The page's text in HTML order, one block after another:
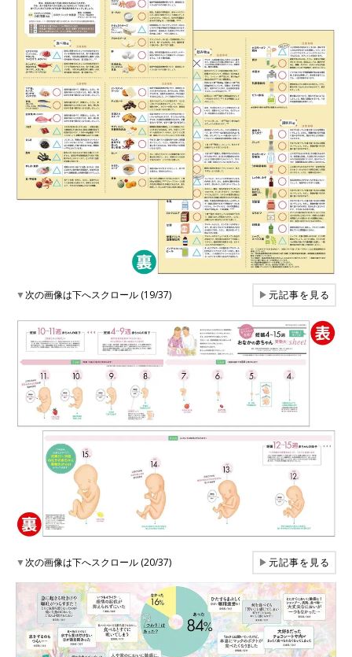
▼次の画像は下へスクロール (19/37) ▶元記事を見る
▼次の画像は下へスクロール (20/37) ▶元記事を見る